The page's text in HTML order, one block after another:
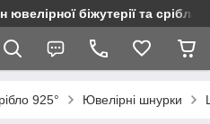
ювелірної біжутерії та срібла
925° Ювелірні шнурки